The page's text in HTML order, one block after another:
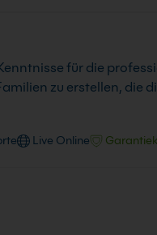
für die
zu erstellen, die
Live Online